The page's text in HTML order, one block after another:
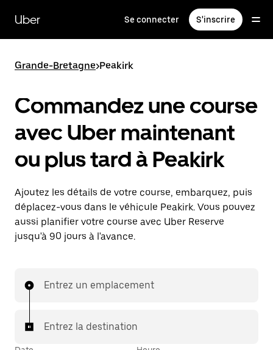
contenu
principal
Uber Se connecter S'inscrire
Grande-Bretagne>Peakirk
Commandez une course
avec Uber maintenant
ou plus tard à Peakirk
Ajoutez les détails de votre course, embarquez, puis
déplacez-vous dans le véhicule Peakirk. Vous pouvez
aussi planifier votre course avec Uber Reserve
jusqu'à 90 jours à l'avance.
Entrez un emplacement
Entrez la destination